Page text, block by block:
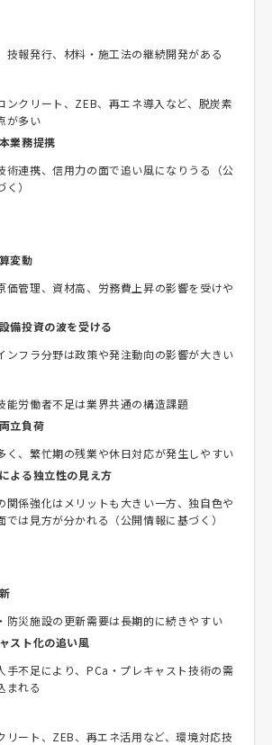
技報発行、材料・施工法の継続開発がある
ンクリート、ZEB、再エネ導入など、脱炭素
が多い
業務提携
術連携、信用力の面で追い風になりうる（公
）
変動
価管理、資材高、労務費上昇の影響を受けや
備投資の波を受ける
ンフラ分野は政策や発注動向の影響が大きい
能労働者不足は業界共通の構造課題
立負荷
く、繁忙期の残業や休日対応が発生しやすい
よる独立性の見え方
関係強化はメリットも大きい一方、独自色や
では見方が分かれる（公開情報に基づく）
防災施設の更新需要は長期的に続きやすい
スト化の追い風
手不足により、PCa・プレキャスト技術の需
まれる
リート、ZEB、再エネ活用など、環境対応技